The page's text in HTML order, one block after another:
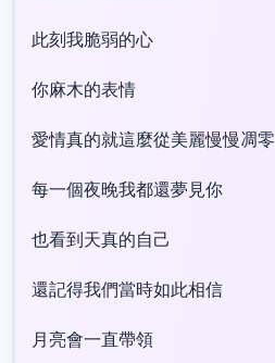
此刻我脆弱的心
你麻木的表情
愛情真的就這麼從美麗慢慢凋零
每一個夜晚我都還夢見你
也看到天真的自己
還記得我們當時如此相信
月亮會一直帶領